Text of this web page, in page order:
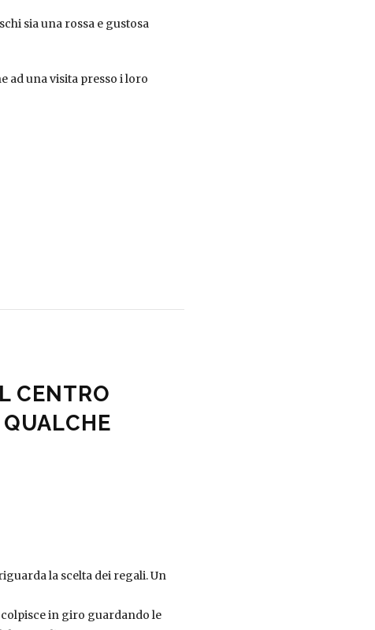
sia una rossa e gustosa
ad una visita presso i loro
CENTRO
la scelta dei regali. Un
in giro guardando le